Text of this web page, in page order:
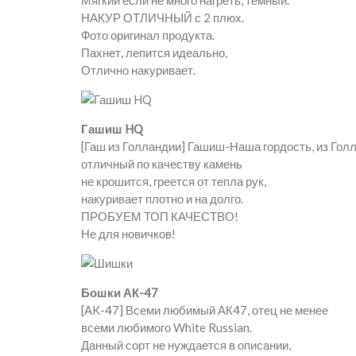
НАКУР ОТЛИЧНЫЙ с 2 плюх.
Фото оригинал продукта.
Пахнет, лепится идеально,
Отлично накуривает.
Гашиш HQ
[Гаш из Голландии] Гашиш-Наша гордость, из
отличный по качеству камень
не крошится, греется от тепла рук,
накуривает плотно и на долго.
ПРОБУЕМ ТОП КАЧЕСТВО!
Не для новичков!
Бошки АК-47
[AK-47] Всеми любимый АК47, отец не менее
всеми любимого White Russian.
Данный сорт не нуждается в описании,